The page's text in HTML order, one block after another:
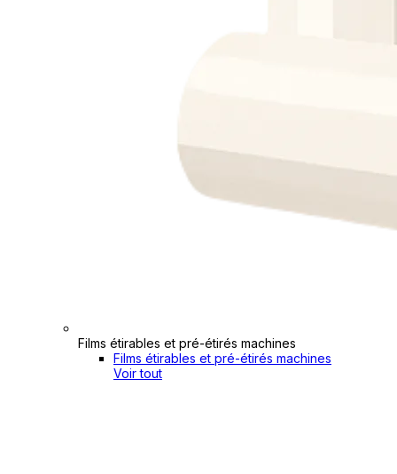
Films étirables et pré-étirés machines
Films étirables et pré-étirés machines
Voir tout